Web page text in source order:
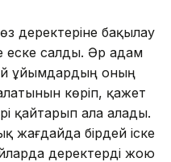
деректеріне бақылау
еске салды. Әр адам
ұйымдардың оның
көріп, қажет
қайтарып ала алады.
жағдайда бірдей іске
деректерді жою